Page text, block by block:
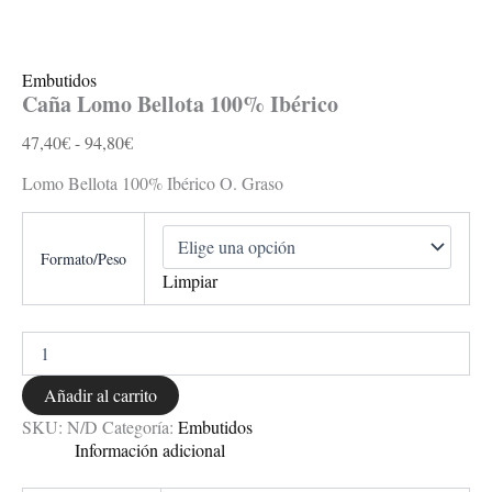
Embutidos
Caña Lomo Bellota 100% Ibérico
47,40€-94,80€
Lomo Bellota 100% Ibérico O. Graso
Formato/Peso
Limpiar
Añadir al carrito
SKU: N/D Categoría: Embutidos
Información adicional